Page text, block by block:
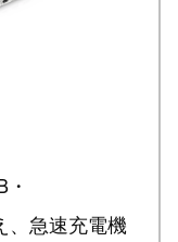
、急速充電機